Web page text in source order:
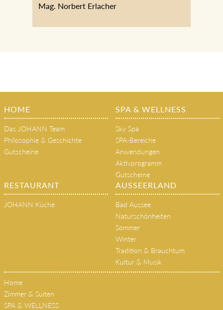
Mag. Norbert Erlacher
HOME
Das JOHANN Team
Philosophie & Geschichte
Gutscheine
SPA & WELLNESS
Sky Spa
SPA-Bereiche
Anwendungen
Aktivprogramm
Gutscheine
RESTAURANT
JOHANN Küche
AUSSEERLAND
Bad Aussee
Naturschönheiten
Sommer
Winter
Tradition & Brauchtum
Kultur & Musik
Home
Zimmer & Suiten
SPA & WELLNESS